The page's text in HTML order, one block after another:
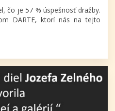
čo je 57 % úspešnosť dražby.
DARTE, ktorí nás na tejto